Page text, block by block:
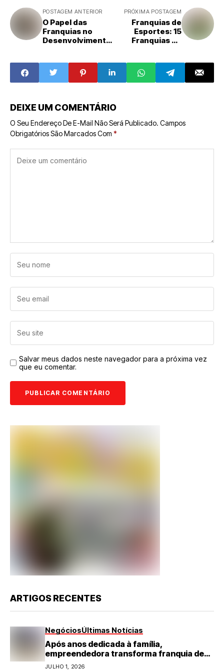
POSTAGEM ANTERIOR
O Papel das
Franquias no
Desenvolvimento
PRÓXIMA POSTAGEM
Franquias de
Esportes: 15
Franquias de
DEIXE UM COMENTÁRIO
O Seu Endereço De E-Mail Não Será Publicado. Campos
Obrigatórios São Marcados Com *
Salvar meus dados neste navegador para a próxima vez
que eu comentar.
ARTIGOS RECENTES
NegóciosÚltimas Notícias
Após anos dedicada à família,
empreendedora transforma franquia de
turismo em negócio de destaque no RN
JULHO 1, 2026